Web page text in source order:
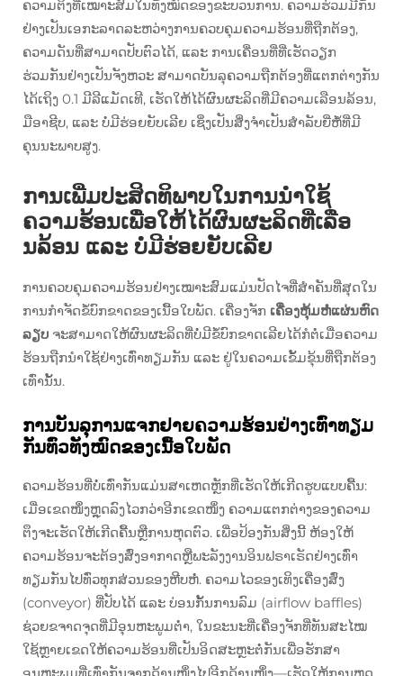
ຄວາມຕຶງທີ່ເໝາະສົມໃນທັງໝົດຂອງຂະບວນການ. ຄວາມຮ່ວມມືກັນ
ຢ່າງເປັນເອກະລາດລະຫວ່າງການຄວບຄຸມຄວາມຮ້ອນທີ່ຖືກຕ້ອງ,
ຄວາມດັນທີ່ສາມາດປັບຕົວໄດ້, ແລະ ການເຄື່ອນທີ່ທີ່ເຮັດວຽກ
ຮ່ວມກັນຢ່າງເປັນຈັງຫວະ ສາມາດບັນລຸຄວາມຖືກຕ້ອງທີ່ແຕກຕ່າງກັນ
ໄດ້ເຖິງ 0.1 ມີລີແມັດເທີ, ເຮັດໃຫ້ໄດ້ຜົນຜະລິດທີ່ມີຄວາມເລືອນລ້ອນ,
ມືອາຊີບ, ແລະ ບໍ່ມີຮ່ອຍຍັບເລີຍ ເຊິ່ງເປັນສິ່ງຈຳເປັນສຳລັບຍີ່ຫໍ້ທີ່ມີ
ຄຸນນະພາບສູງ.
ການເພີ່ມປະສິດທິພາບໃນການນຳໃຊ້
ຄວາມຮ້ອນເພື່ອໃຫ້ໄດ້ຜົນຜະລິດທີ່ເລືອ
ນລ້ອນ ແລະ ບໍ່ມີຮ່ອຍຍັບເລີຍ
ການຄວບຄຸມຄວາມຮ້ອນຢ່າງເໝາະສົມແມ່ນປັດໄຈທີ່ສຳຄັນທີ່ສຸດໃນ
ການກຳຈັດຂໍ້ບົກຂາດຂອງເນື້ອໃບພັດ. ເຄື່ອງຈັກ ເຄື່ອງຫຸ້ມຫໍ່ແຜ່ນຫົດ
ລຽບ ຈະສາມາດໃຫ້ຜົນຜະລິດທີ່ບໍ່ມີຂໍ້ບົກຂາດເລີຍໄດ້ກໍຕໍ່ເມື່ອຄວາມ
ຮ້ອນຖືກນຳໃຊ້ຢ່າງເທົ່າທຽມກັນ ແລະ ຢູ່ໃນຄວາມເຂັ້ມຂຸ້ນທີ່ຖືກຕ້ອງ
ເທົ່ານັ້ນ.
ການບັນລຸການແຈກຢາຍຄວາມຮ້ອນຢ່າງເທົ່າທຽມ
ກັນທົ່ວທັງໝົດຂອງເນື້ອໃບພັດ
ຄວາມຮ້ອນທີ່ບໍ່ເທົ່າກັນແມ່ນສາເຫດຫຼັກທີ່ເຮັດໃຫ້ເກີດຮູບແບບຄື້ນ:
ເມື່ອເຂດໜຶ່ງຫຼຸດລົງໄວກວ່າອີກເຂດໜຶ່ງ ຄວາມແຕກຕ່າງຂອງຄວາມ
ຕຶງຈະເຮັດໃຫ້ເກີດຄື້ນຫຼືການຫຸດຕົວ. ເພື່ອປ້ອງກັນສິ່ງນີ້ ຫ້ອງໃຫ້
ຄວາມຮ້ອນຈະຕ້ອງສົ່ງອາກາດຫຼືພະລັງງານອິນຟຣາເຣັດຢ່າງເທົ່າ
ທຽມກັນໄປທົ່ວທຸກສ່ວນຂອງຫີບຫໍ່. ຄວາມໄວຂອງເທິງເຄື່ອງສົ່ງ
(conveyor) ທີ່ປັບໄດ້ ແລະ ບ່ອນກັ້ນການລົມ (airflow baffles)
ຊ່ວຍຂຈາດຈຸດທີ່ມີອຸນຫະພູມຕ່ຳ, ໃນຂະນະທີ່ເຄື່ອງຈັກທີ່ທັນສະໄໝ
ໃຊ້ຫຼາຍເຂດໃຫ້ຄວາມຮ້ອນທີ່ເປັນອິດສະຫຼະຕໍ່ກັນເພື່ອຮັກສາ
ອຸນຫະພູມທີ່ເທົ່າກັນຈາກດ້ານໜຶ່ງໄປອີກດ້ານໜຶ່ງ—ເຮັດໃຫ້ການຫຸດ